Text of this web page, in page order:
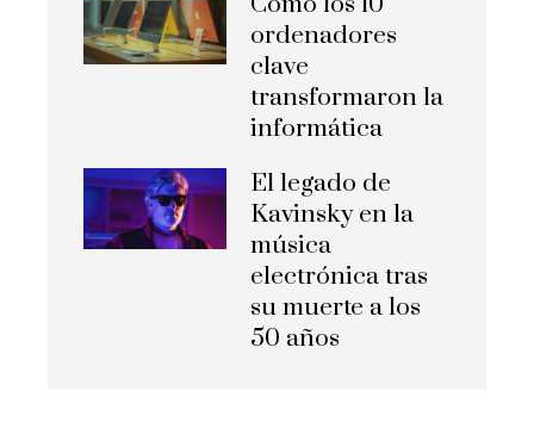
ordenadores
clave
transformaron la
informática
El legado de
Kavinsky en la
música
electrónica tras
su muerte a los
50 años